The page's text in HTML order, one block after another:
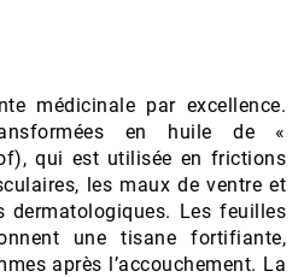
médicinale par excellence.
en huile de «
qui est utilisée en frictions
les maux de ventre et
dermatologiques. Les feuilles
une tisane fortifiante,
après l’accouchement. La